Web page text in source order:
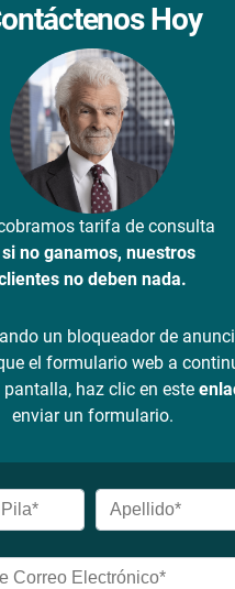
Hoy
tarifa de consulta
si no ganamos, nuestros
no deben nada.
un bloqueador de
el formulario web a
haz clic en este
enviar un formulario.